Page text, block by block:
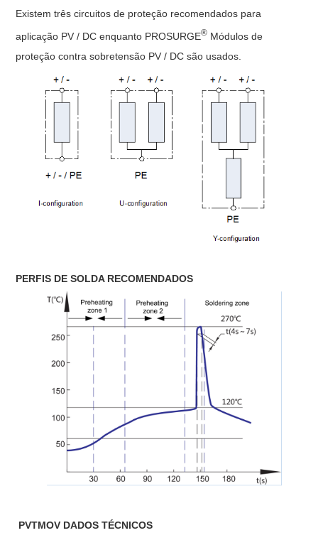
Existem três circuitos de proteção recomendados para
aplicação PV / DC enquanto PROSURGE® Módulos de
proteção contra sobretensão PV / DC são usados.
PERFIS DE SOLDA RECOMENDADOS
PVTMOV DADOS TÉCNICOS